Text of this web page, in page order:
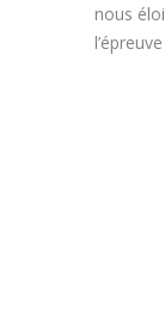
nous